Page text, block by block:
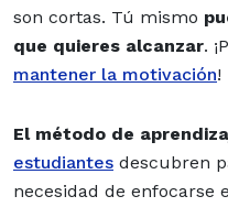
son cortas. Tú mismo
que quieres alcanzar.
mantener la motivación!
El método de
estudiantes descubren
necesidad de enfocarse